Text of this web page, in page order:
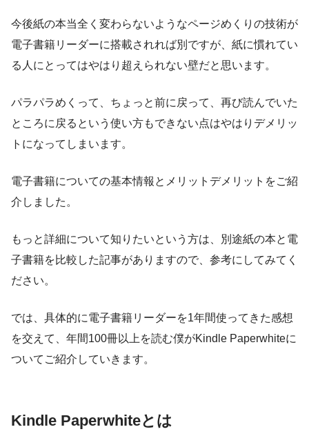
今後紙の本当全く変わらないようなページめくりの技術が
電子書籍リーダーに搭載されれば別ですが、紙に慣れてい
る人にとってはやはり超えられない壁だと思います。
パラパラめくって、ちょっと前に戻って、再び読んでいた
ところに戻るという使い方もできない点はやはりデメリッ
トになってしまいます。
電子書籍についての基本情報とメリットデメリットをご紹
介しました。
もっと詳細について知りたいという方は、別途紙の本と電
子書籍を比較した記事がありますので、参考にしてみてく
ださい。
では、具体的に電子書籍リーダーを1年間使ってきた感想
を交えて、年間100冊以上を読む僕がKindle Paperwhiteに
ついてご紹介していきます。
Kindle Paperwhiteとは